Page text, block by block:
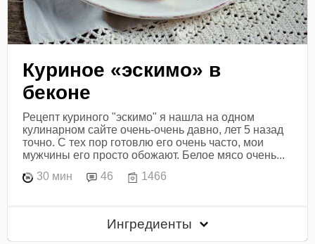
Куриное «эскимо» в
беконе
Рецепт куриного "эскимо" я нашла на одном
кулинарном сайте очень-очень давно, лет 5 назад
точно. С тех пор готовлю его очень часто, мои
мужчины его просто обожают. Белое мясо очень...
30 мин
46 1466
Ингредиенты